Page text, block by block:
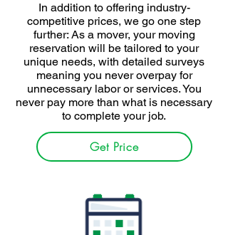
In addition to offering industry-
competitive prices, we go one step
further: As a mover, your moving
reservation will be tailored to your
unique needs, with detailed surveys
meaning you never overpay for
unnecessary labor or services. You
never pay more than what is necessary
to complete your job.
Get Price